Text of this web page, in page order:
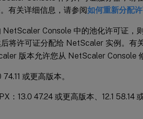
有关详细信息，请参阅如何重新分配
NetScaler Console 中的池化许可证，
将许可证分配给 NetScaler 实例。有
版本允许您从 NetScaler Console
或更高版本。
：13.0 47.24 或更高版本、12.1 58.14